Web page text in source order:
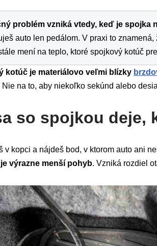
problém vzniká vtedy, keď je spojka
auto len pedálom. V praxi to
mení na teplo, ktoré spojkový kotúč
kotúč je materiálovo veľmi blízky
Nie na to, aby niekoľko sekúnd alebo
so spojkou deje,
v kopci a nájdeš bod, v ktorom auto ani
výrazne menší pohyb. Vzniká rozdiel